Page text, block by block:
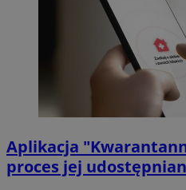
Aplikacja
proces jej